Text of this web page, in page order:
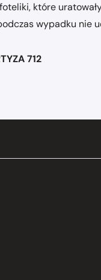
które
wypadku nie
712